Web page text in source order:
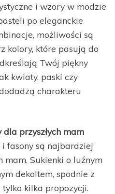
i wzory w modzie
po eleganckie
możliwości są
kolory, które pasują do
Twój piękny
kwiaty, paski czy
charakteru
przyszłych mam
fasony są najbardziej
mam. Sukienki o luźnym
dekoltem, spodnie z
kilka propozycji.